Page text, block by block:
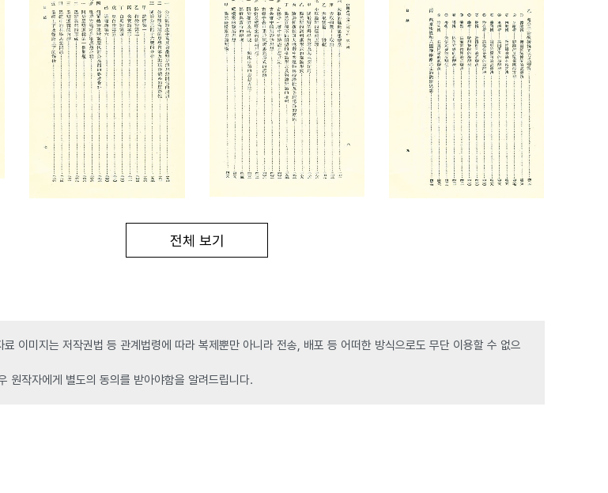
전체 보기
이미지는 저작권법 등 관계법령에 따라 복제뿐만 아니라 전송, 배포 등 어떠한 방식으로도 무단 이용할 수 없으
원작자에게 별도의 동의를 받아야함을 알려드립니다.